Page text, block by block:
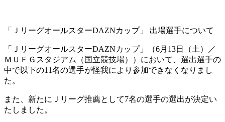
「ＪリーグオールスターDAZNカップ」 出場選手について
「ＪリーグオールスターDAZNカップ」（6月13日（土）／
ＭＵＦＧスタジアム（国立競技場））において、選出選手の
中で以下の11名の選手が怪我により参加できなくなりまし
た。
また、新たにＪリーグ推薦として7名の選手の選出が決定い
たしました。